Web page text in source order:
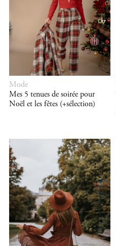
Mode
Mes 5 tenues de soirée pour
Noël et les fêtes (+sélection)